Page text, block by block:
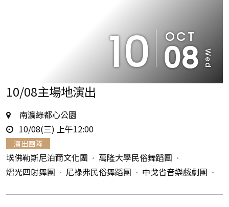
10 OCT
08 Wed
10/08主場地演出
地
點
南瀛綠都心公園
時
間
10/08(三) 上午12:00
演出團隊
埃佛勒斯尼泊爾文化團
萬隆大學民俗舞蹈團
熠光四射舞團
尼祿弗民俗舞蹈團 中戈省音樂戲劇團